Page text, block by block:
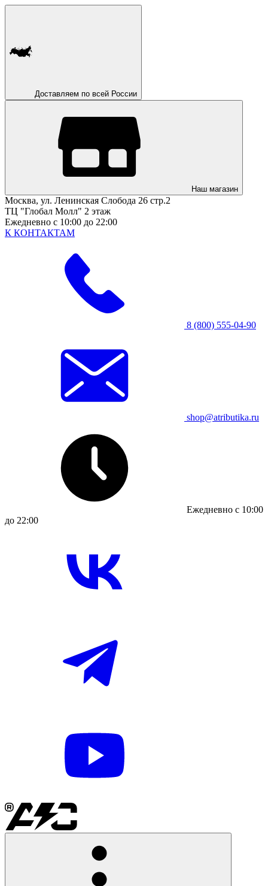
Доставляем по всей России
Наш магазин
Москва, ул. Ленинская Слобода 26 стр.2
ТЦ "Глобал Молл" 2 этаж
Ежедневно с 10:00 до 22:00
К КОНТАКТАМ
8 (800) 555-04-90
shop@atributika.ru
Ежедневно с 10:00
до 22:00